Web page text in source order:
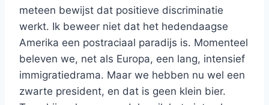
meteen bewijst dat positieve discriminatie
werkt. Ik beweer niet dat het hedendaagse
Amerika een postraciaal paradijs is. Momenteel
beleven we, net als Europa, een lang, intensief
immigratiedrama. Maar we hebben nu wel een
zwarte president, en dat is geen klein bier.